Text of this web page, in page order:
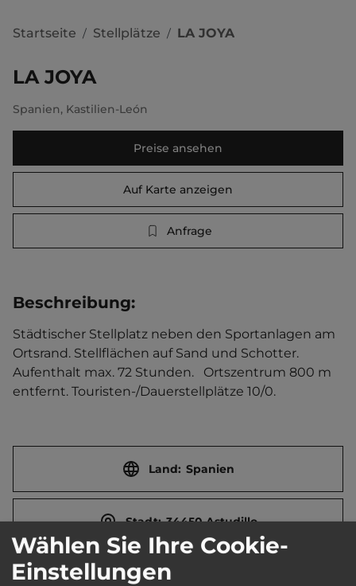
Startseite / Stellplätze / LA JOYA
LA JOYA
Spanien, Kastilien-León
Preise ansehen
Auf Karte anzeigen
Anfrage
Beschreibung:
Städtischer Stellplatz neben den Sportanlagen am
Ortsrand. Stellflächen auf Sand und Schotter.
Aufenthalt max. 72 Stunden.   Ortszentrum 800 m
entfernt. Touristen-/Dauerstellplätze 10/0.
Land: Spanien
Stadt: 34450 Astudillo
Straße: Avenida Nacho Viciosa
Wählen Sie Ihre Cookie-
Einstellungen